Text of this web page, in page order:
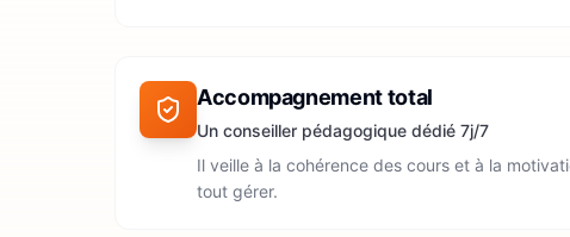
Accompagnement total
Un conseiller pédagogique dédié 7j/7
Il veille à la cohérence des cours et à la
tout gérer.